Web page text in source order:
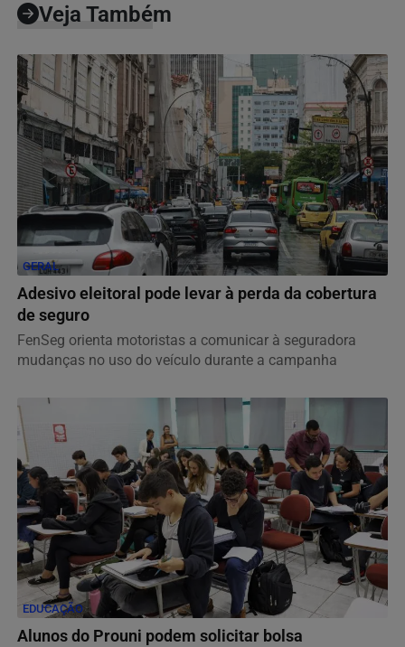
Veja Também
GERAL
Adesivo eleitoral pode levar à perda da cobertura
de seguro
FenSeg orienta motoristas a comunicar à seguradora
mudanças no uso do veículo durante a campanha
EDUCAÇÃO
Alunos do Prouni podem solicitar bolsa